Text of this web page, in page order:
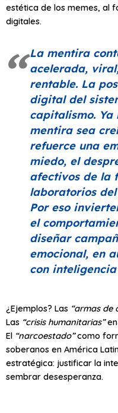
estética de los memes, al
digitales.
La mentira
acelerada,
rentable. La
digital del
capitalismo. Ya
mentira sea
refuerce una
miedo, el
afectivos de la
laboratorios
Por eso
el
diseñar
emocional, en
con
¿Ejemplos? Las “armas de
Las “crisis humanitarias”en
El “narcoestado”como
soberanos en América
estratégica: justificar la
sembrar desesperanza.